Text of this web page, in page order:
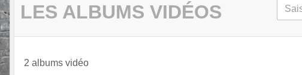
LES ALBUMS VIDÉOS
2 albums vidéo